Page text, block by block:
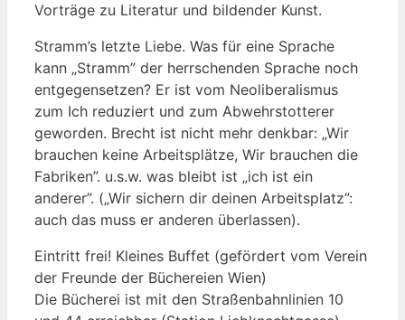
Vorträge zu Literatur und bildender Kunst.
Stramm’s letzte Liebe. Was für eine Sprache
kann „Stramm” der herrschenden Sprache noch
entgegensetzen? Er ist vom Neoliberalismus
zum Ich reduziert und zum Abwehrstotterer
geworden. Brecht ist nicht mehr denkbar: „Wir
brauchen keine Arbeitsplätze, Wir brauchen die
Fabriken”. u.s.w. was bleibt ist „ich ist ein
anderer”. („Wir sichern dir deinen Arbeitsplatz”:
auch das muss er anderen überlassen).
Eintritt frei! Kleines Buffet (gefördert vom Verein
der Freunde der Büchereien Wien)
Die Bücherei ist mit den Straßenbahnlinien 10